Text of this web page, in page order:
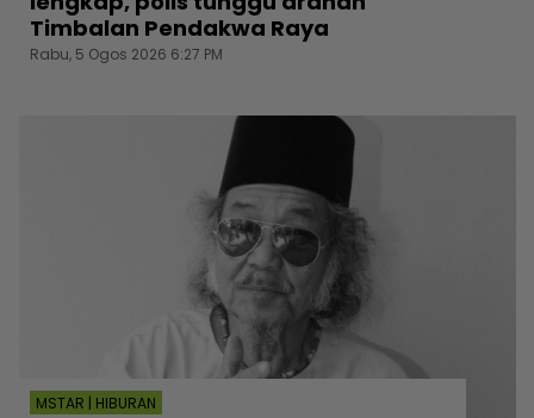
Timbalan Pendakwa Raya
Rabu, 5 Ogos 2026 6:27 PM
MSTAR | HIBURAN